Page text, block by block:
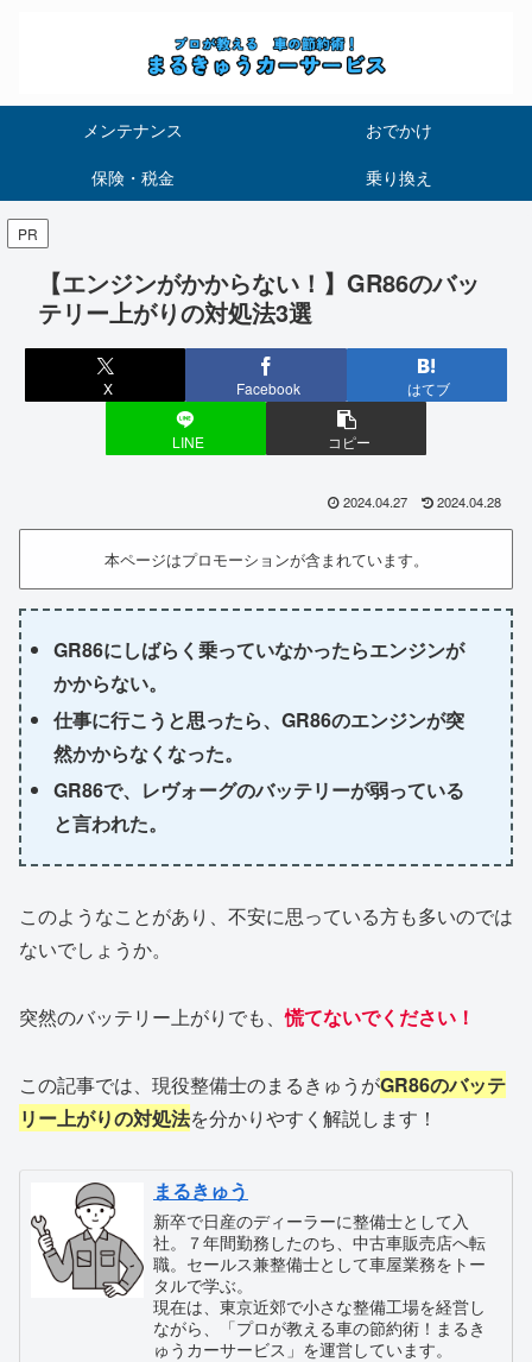
メンテナンス
おでかけ
保険・税金
乗り換え
PR
【エンジンがかからない！】GR86のバッ
テリー上がりの対処法3選
X Facebook はてブ
LINE コピー
2024.04.27 2024.04.28
本ページはプロモーションが含まれています。
GR86にしばらく乗っていなかったらエンジンが
かからない。
仕事に行こうと思ったら、GR86のエンジンが突
然かからなくなった。
GR86で、レヴォーグのバッテリーが弱っている
と言われた。
このようなことがあり、不安に思っている方も多いのでは
ないでしょうか。
突然のバッテリー上がりでも、慌てないでください！
この記事では、現役整備士のまるきゅうがGR86のバッテ
リー上がりの対処法を分かりやすく解説します！
まるきゅう
新卒で日産のディーラーに整備士として入
社。７年間勤務したのち、中古車販売店へ転
職。セールス兼整備士として車屋業務をトー
タルで学ぶ。
現在は、東京近郊で小さな整備工場を経営し
ながら、「プロが教える車の節約術！まるき
ゅうカーサービス」を運営しています。